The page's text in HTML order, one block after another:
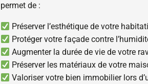
permet de :
Préserver l’esthétique de votre
Protéger votre façade contre
Augmenter la durée de vie de votre
Préserver les matériaux de votre
Valoriser votre bien immobilier lors